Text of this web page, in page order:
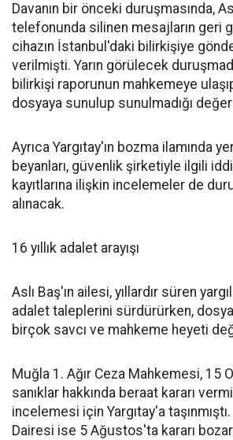
Davanın bir önceki duruşmasında,
telefonunda silinen mesajların geri
cihazın İstanbul'daki bilirkişiye
verilmişti. Yarın görülecek
bilirkişi raporunun mahkemeye
dosyaya sunulup sunulmadığı
Ayrıca Yargıtay'ın bozma ilamında
beyanları, güvenlik şirketiyle ilgili
kayıtlarına ilişkin incelemeler de
alınacak.
16 yıllık adalet arayışı
Aslı Baş'ın ailesi, yıllardır süren
adalet taleplerini sürdürürken,
birçok savcı ve mahkeme heyeti
Muğla 1. Ağır Ceza Mahkemesi, 15
sanıklar hakkında beraat kararı
incelemesi için Yargıtay'a
Dairesi ise 5 Ağustos'ta kararı